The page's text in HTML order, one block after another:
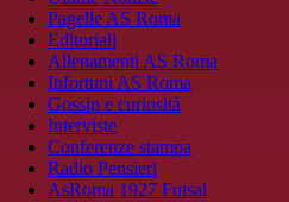
Pagelle AS Roma
Editoriali
Allenamenti AS Roma
Infortuni AS Roma
Gossip e curiosità
Interviste
Conferenze stampa
Radio Pensieri
AsRoma 1927 Futsal